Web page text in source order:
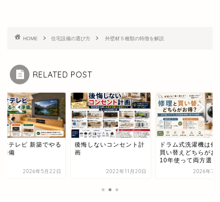
HOME 住宅設備の選び方 外壁材５種類の特徴を解説
RELATED POST
しないコンセント計
2022年11月20日
ドラム式洗濯機は修理と
買い替えどちらがお得？
2026年7月22日
壁掛けテレビ 新築
べき準備
2026年5